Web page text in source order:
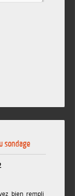
sondage
bien rempli